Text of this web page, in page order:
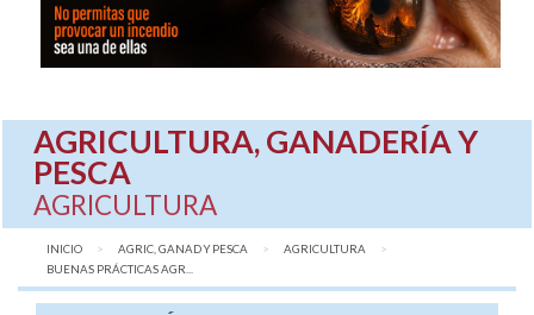
AGRICULTURA, GANADERÍA Y
PESCA
AGRICULTURA
INICIO AGRIC, GANAD Y PESCA
AGRICULTURA
AQUÍ:
BUENAS PRÁCTICAS AGR...